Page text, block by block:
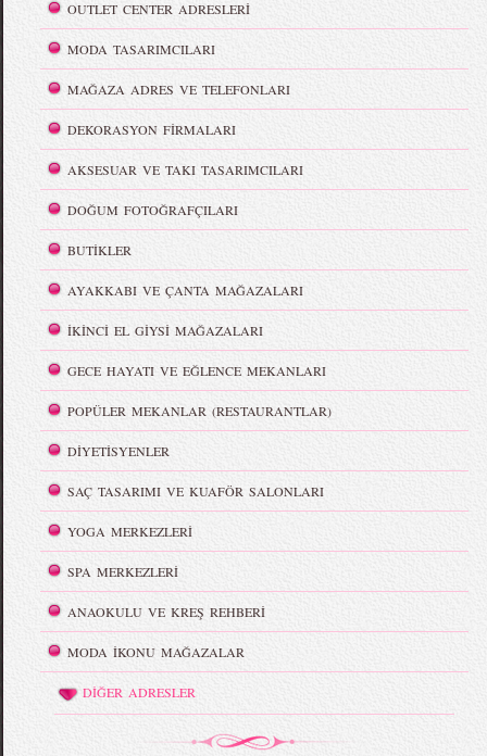
OUTLET CENTER ADRESLERİ
MODA TASARIMCILARI
MAĞAZA ADRES VE TELEFONLARI
DEKORASYON FİRMALARI
AKSESUAR VE TAKI TASARIMCILARI
DOĞUM FOTOĞRAFÇILARI
BUTİKLER
AYAKKABI VE ÇANTA MAĞAZALARI
İKİNCİ EL GİYSİ MAĞAZALARI
GECE HAYATI VE EĞLENCE MEKANLARI
POPÜLER MEKANLAR (RESTAURANTLAR)
DİYETİSYENLER
SAÇ TASARIMI VE KUAFÖR SALONLARI
YOGA MERKEZLERİ
SPA MERKEZLERİ
ANAOKULU VE KREŞ REHBERİ
MODA İKONU MAĞAZALAR
DİĞER ADRESLER